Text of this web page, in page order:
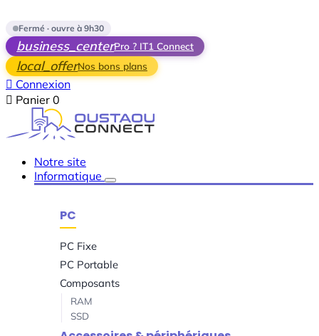
Fermé · ouvre à 9h30
business_centerPro ? IT1 Connect
local_offerNos bons plans
 Connexion
 Panier 0
Notre site
Informatique
PC
PC Fixe
PC Portable
Composants
RAM
SSD